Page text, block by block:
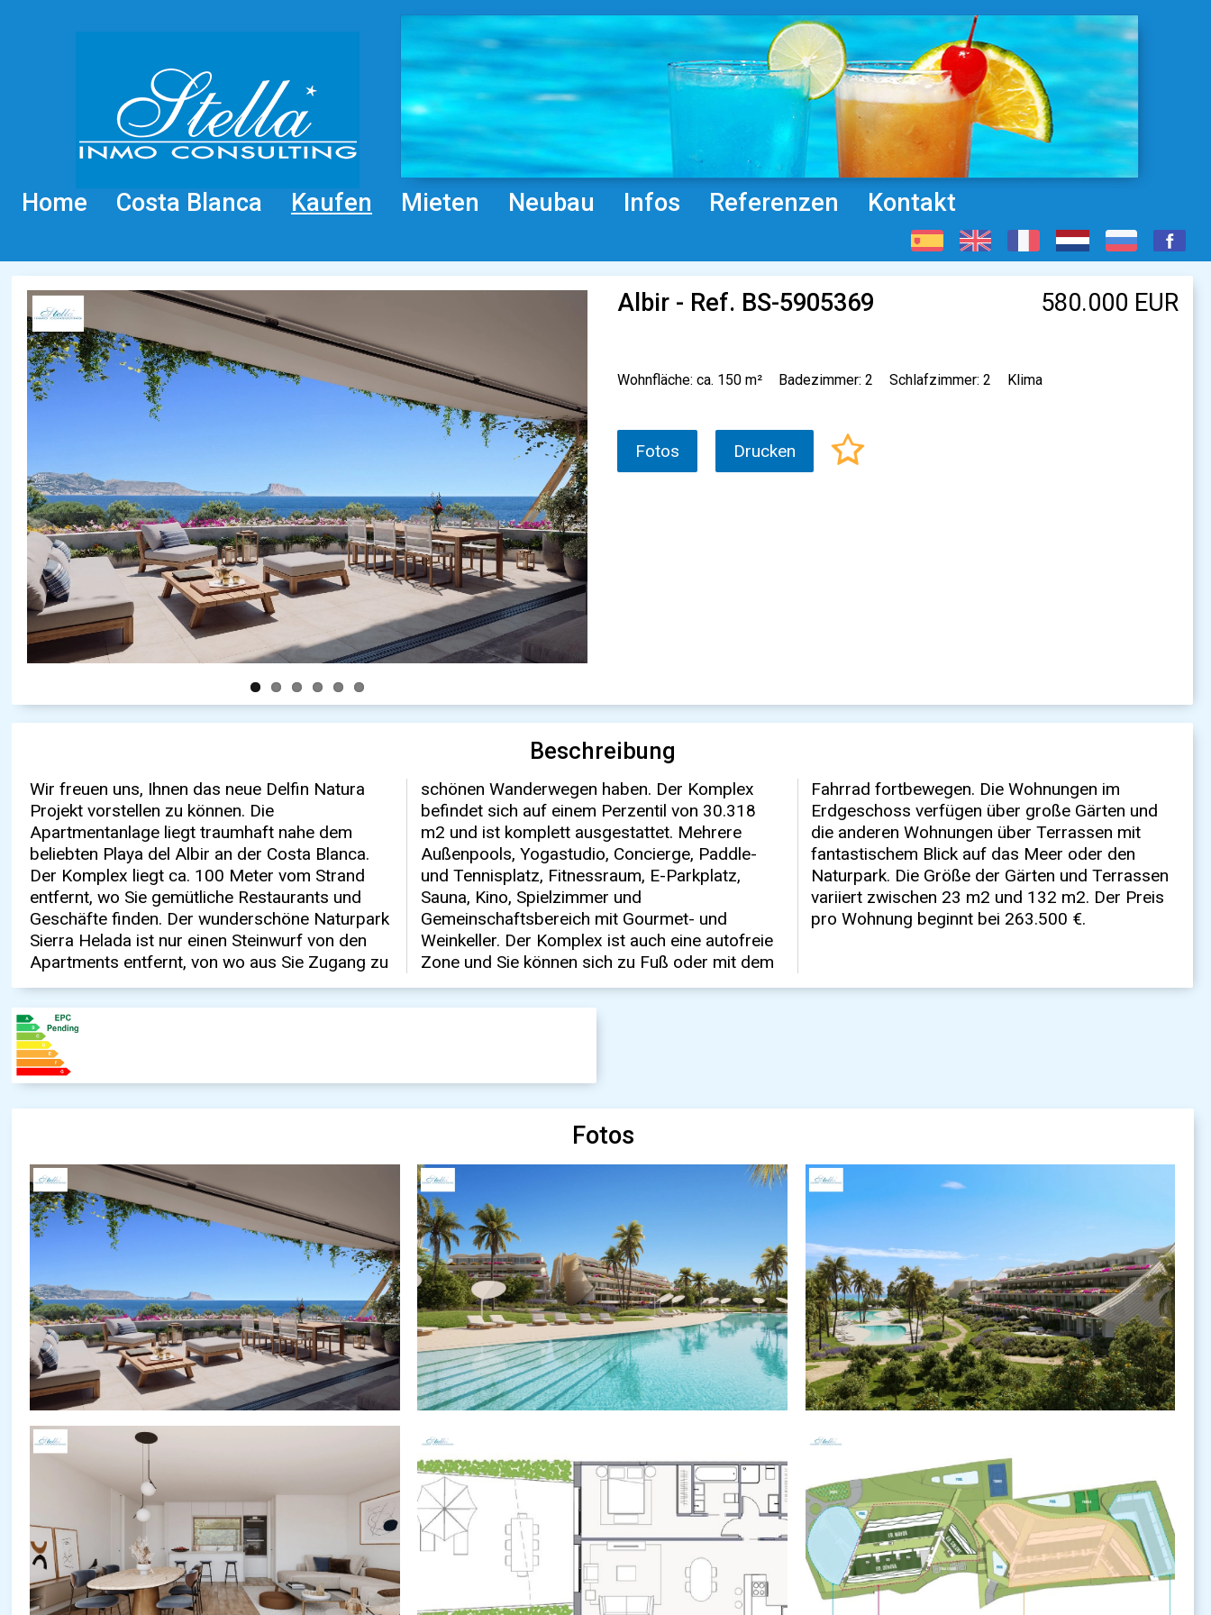
Home Costa Blanca Kaufen Mieten Neubau Infos Referenzen Kontakt
Albir - Ref. BS-5905369 580.000 EUR
Wohnfläche: ca. 150 m² Badezimmer: 2 Schlafzimmer: 2 Klima
Fotos Drucken
Beschreibung
Wir freuen uns, Ihnen das neue Delfin Natura
Projekt vorstellen zu können. Die
Apartmentanlage liegt traumhaft nahe dem
beliebten Playa del Albir an der Costa Blanca.
Der Komplex liegt ca. 100 Meter vom Strand
entfernt, wo Sie gemütliche Restaurants und
Geschäfte finden. Der wunderschöne Naturpark
Sierra Helada ist nur einen Steinwurf von den
Apartments entfernt, von wo aus Sie Zugang zu
schönen Wanderwegen haben. Der Komplex
befindet sich auf einem Perzentil von 30.318
m2 und ist komplett ausgestattet. Mehrere
Außenpools, Yogastudio, Concierge, Paddle-
und Tennisplatz, Fitnessraum, E-Parkplatz,
Sauna, Kino, Spielzimmer und
Gemeinschaftsbereich mit Gourmet- und
Weinkeller. Der Komplex ist auch eine autofreie
Zone und Sie können sich zu Fuß oder mit dem
Fahrrad fortbewegen. Die Wohnungen im
Erdgeschoss verfügen über große Gärten und
die anderen Wohnungen über Terrassen mit
fantastischem Blick auf das Meer oder den
Naturpark. Die Größe der Gärten und Terrassen
variiert zwischen 23 m2 und 132 m2. Der Preis
pro Wohnung beginnt bei 263.500 €.
Fotos